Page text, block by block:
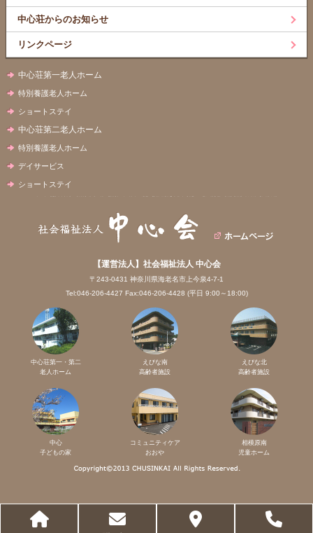
中心荘からのお知らせ
リンクページ
中心荘第一老人ホーム
特別養護老人ホーム
ショートステイ
中心荘第二老人ホーム
特別養護老人ホーム
デイサービス
ショートステイ
【運営法人】社会福祉法人 中心会
〒243-0431 神奈川県海老名市上今泉4-7-1
Tel:046-206-4427 Fax:046-206-4428 (平日 9:00～18:00)
中心荘第一・第二
老人ホーム
えびな南
高齢者施設
えびな北
高齢者施設
中心
子どもの家
コミュニティケア
おおや
相模原南
児童ホーム